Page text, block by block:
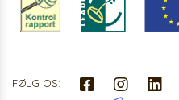
FØLG OS: